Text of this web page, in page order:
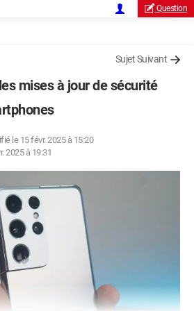
Question
Sujet Suivant
mises à jour de sécurité
le 15 févr. 2025 à 15:20
2025 à 19:31